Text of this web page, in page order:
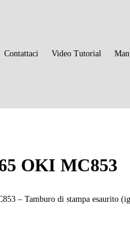
Contattaci Video Tutorial
OKI MC853
– Tamburo di stampa esaurito